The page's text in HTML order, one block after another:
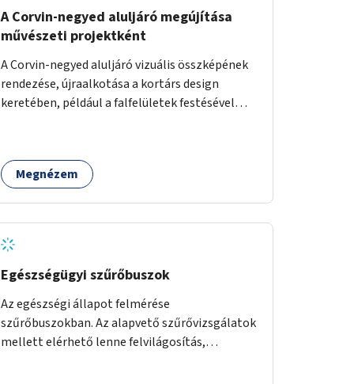
A Corvin-negyed aluljáró megújítása
művészeti projektként
A Corvin-negyed aluljáró vizuális összképének
rendezése, újraalkotása a kortárs design
keretében, például a falfelületek festésével
alkotásai, termékei jelenhetnének meg
alkalmat adva a bemutatkozásra, szélesebb
Megnézem
Egészségügyi szűrőbuszok
Az egészségi állapot felmérése
szűrőbuszokban. Az alapvető szűrővizsgálatok
mellett elérhető lenne felvilágosítás,